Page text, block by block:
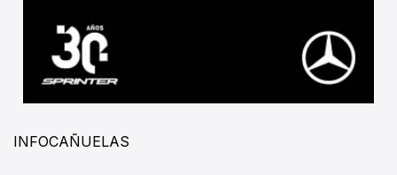
INFOCAÑUELAS